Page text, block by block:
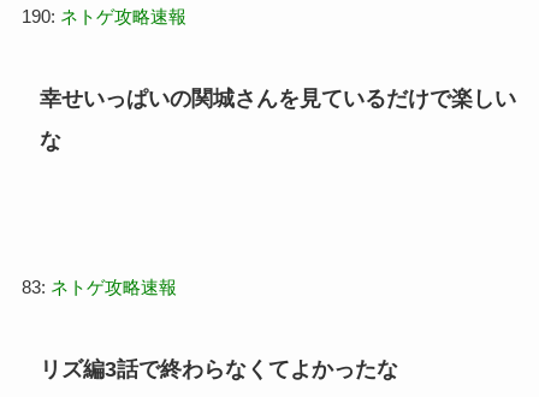
190: ネトゲ攻略速報
幸せいっぱいの関城さんを見ているだけで楽しい
な
83: ネトゲ攻略速報
リズ編3話で終わらなくてよかったな